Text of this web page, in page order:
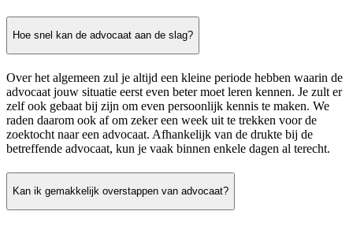
Hoe snel kan de advocaat aan de slag?
Over het algemeen zul je altijd een kleine periode hebben waarin de
advocaat jouw situatie eerst even beter moet leren kennen. Je zult er
zelf ook gebaat bij zijn om even persoonlijk kennis te maken. We
raden daarom ook af om zeker een week uit te trekken voor de
zoektocht naar een advocaat. Afhankelijk van de drukte bij de
betreffende advocaat, kun je vaak binnen enkele dagen al terecht.
Kan ik gemakkelijk overstappen van advocaat?